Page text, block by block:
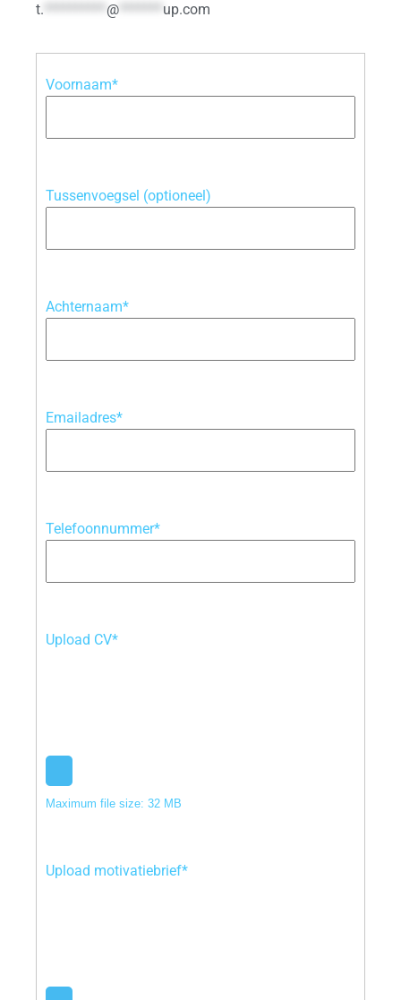
t. ********** @ ******* up.com
Voornaam*
Tussenvoegsel (optioneel)
Achternaam*
Emailadres*
Telefoonnummer*
Upload CV*
Maximum file size: 32 MB
Upload motivatiebrief*